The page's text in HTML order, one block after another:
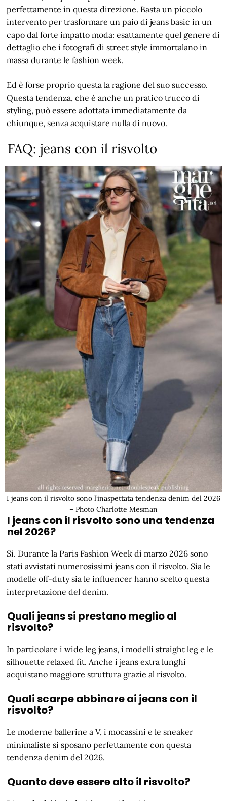
perfettamente in questa direzione. Basta un piccolo
intervento per trasformare un paio di jeans basic in un
capo dal forte impatto moda: esattamente quel genere di
dettaglio che i fotografi di street style immortalano in
massa durante le fashion week.
Ed è forse proprio questa la ragione del suo successo.
Questa tendenza, che è anche un pratico trucco di
styling, può essere adottata immediatamente da
chiunque, senza acquistare nulla di nuovo.
FAQ: jeans con il risvolto
I jeans con il risvolto sono l’inaspettata tendenza denim del 2026
– Photo Charlotte Mesman
I jeans con il risvolto sono una tendenza
nel 2026?
Sì. Durante la Paris Fashion Week di marzo 2026 sono
stati avvistati numerosissimi jeans con il risvolto. Sia le
modelle off-duty sia le influencer hanno scelto questa
interpretazione del denim.
Quali jeans si prestano meglio al
risvolto?
In particolare i wide leg jeans, i modelli straight leg e le
silhouette relaxed fit. Anche i jeans extra lunghi
acquistano maggiore struttura grazie al risvolto.
Quali scarpe abbinare ai jeans con il
risvolto?
Le moderne ballerine a V, i mocassini e le sneaker
minimaliste si sposano perfettamente con questa
tendenza denim del 2026.
Quanto deve essere alto il risvolto?